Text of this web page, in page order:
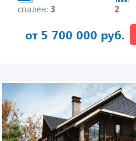
спален: 3
2
от 5 700 000 руб.